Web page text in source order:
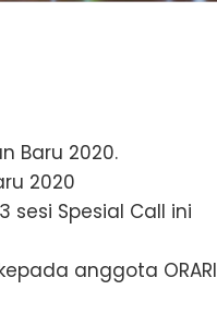
Baru 2020.
2020
Spesial Call ini
anggota ORARI